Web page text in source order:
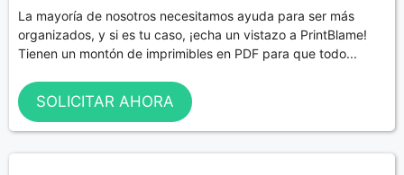
La mayoría de nosotros necesitamos ayuda para ser más
organizados, y si es tu caso, ¡echa un vistazo a PrintBlame!
Tienen un montón de imprimibles en PDF para que todo...
SOLICITAR AHORA